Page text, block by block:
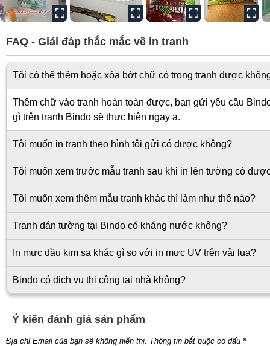
FAQ - Giải đáp thắc mắc về in tranh
Tôi có thể thêm hoặc xóa bớt chữ có trong tranh được
Thêm chữ vào tranh hoàn toàn được, bạn gửi yêu cầu
gì trên tranh Bindo sẽ thực hiện ngay ạ.
Tôi muốn in tranh theo hình tôi gửi có được không?
Tôi muốn xem trước mẫu tranh sau khi in lên tường có
Tôi muốn xem thêm mẫu tranh khác thì làm như thế nào?
Tranh dán tường tại Bindo có kháng nước không?
In mực dầu kim sa khác gì so với in mực UV trên vải lụa?
Bindo có dịch vụ thi công tại nhà không?
Ý kiến đánh giá sản phẩm
Địa chỉ Email của bạn sẽ không hiển thị. Thông tin bắt buộc có dấu *